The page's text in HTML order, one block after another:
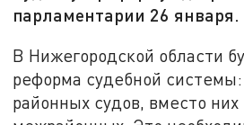
парламентарии 26 января.
В Нижегородской области
реформа судебной системы:
районных судов, вместо них